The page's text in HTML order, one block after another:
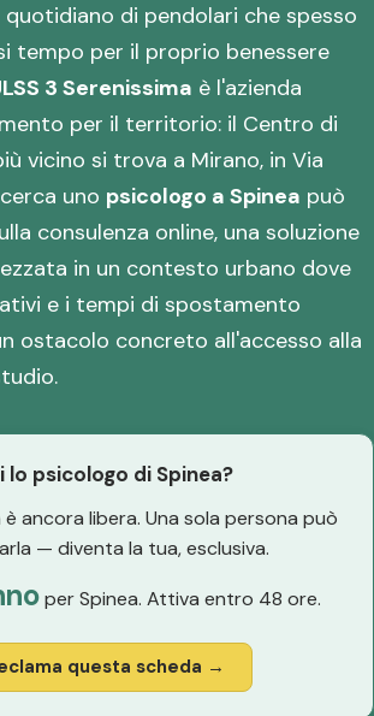
quotidiano di pendolari che spesso
tempo per il proprio benessere
3 Serenissima è l'azienda
per il territorio: il Centro di
vicino si trova a Mirano, in Via
uno psicologo a Spinea può
consulenza online, una soluzione
in un contesto urbano dove
e i tempi di spostamento
ostacolo concreto all'accesso alla
lo psicologo di Spinea?
ancora libera. Una sola persona può
— diventa la tua, esclusiva.
per Spinea. Attiva entro 48 ore.
questa scheda →